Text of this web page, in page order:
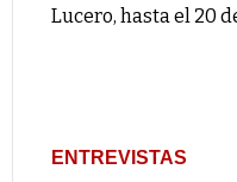
Lucero, hasta el 20
ENTREVISTAS